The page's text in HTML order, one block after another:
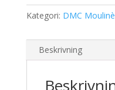
Kategori: DMC Moulinè
Beskrivning